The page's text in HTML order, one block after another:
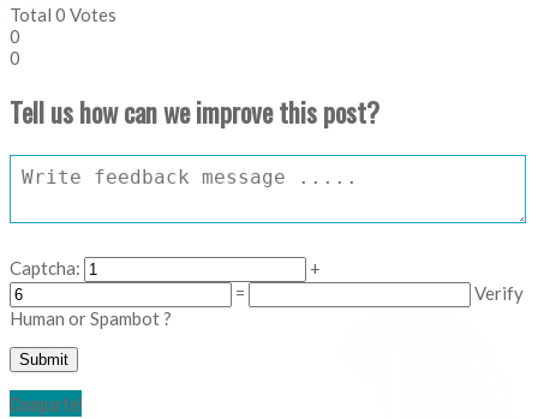
Total 0 Votes
0
0
Tell us how can we improve this post?
Captcha:
+
=
Verify
Human or Spambot ?
Comparte!